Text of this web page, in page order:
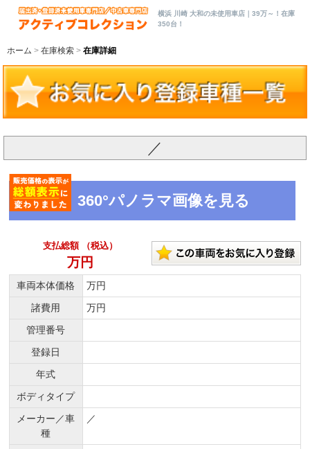
横浜 川崎 大和の未使用車店｜39万～！在庫
350台！
ホーム 在庫検索 在庫詳細
／
360°パノラマ画像を見る
支払総額 （税込）
万円
車両本体価格
万円
諸費用
万円
管理番号
登録日
年式
ボディタイプ
メーカー／車
種
／